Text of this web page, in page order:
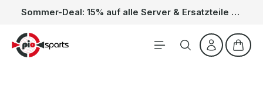
Zum Hauptinhalt springen Sommer-Deal: 15% auf alle Server & Ersatzteile – Kein Code nötig, der Rabatt wird automatisch im Warenkorb abgezogen. Gültig vom 01.06. bis 31.08.